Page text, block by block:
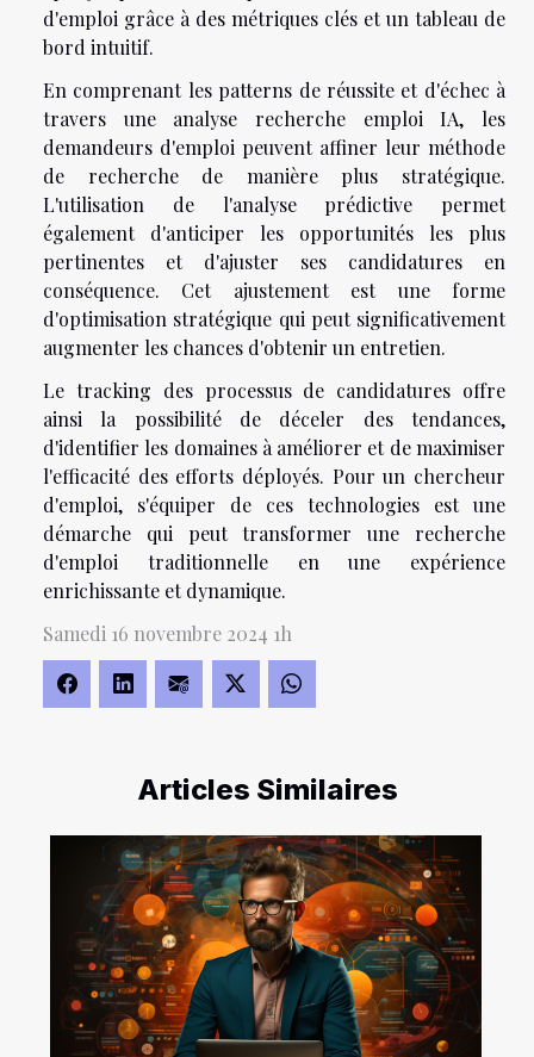
Articles Similaires
d'emploi grâce à des métriques clés et un tableau de
bord intuitif.
En comprenant les patterns de réussite et d'échec à
travers une analyse recherche emploi IA, les
demandeurs d'emploi peuvent affiner leur méthode
de recherche de manière plus stratégique.
L'utilisation de l'analyse prédictive permet
également d'anticiper les opportunités les plus
pertinentes et d'ajuster ses candidatures en
conséquence. Cet ajustement est une forme
d'optimisation stratégique qui peut significativement
augmenter les chances d'obtenir un entretien.
Le tracking des processus de candidatures offre
ainsi la possibilité de déceler des tendances,
d'identifier les domaines à améliorer et de maximiser
l'efficacité des efforts déployés. Pour un chercheur
d'emploi, s'équiper de ces technologies est une
démarche qui peut transformer une recherche
d'emploi traditionnelle en une expérience
enrichissante et dynamique.
Samedi 16 novembre 2024 1h